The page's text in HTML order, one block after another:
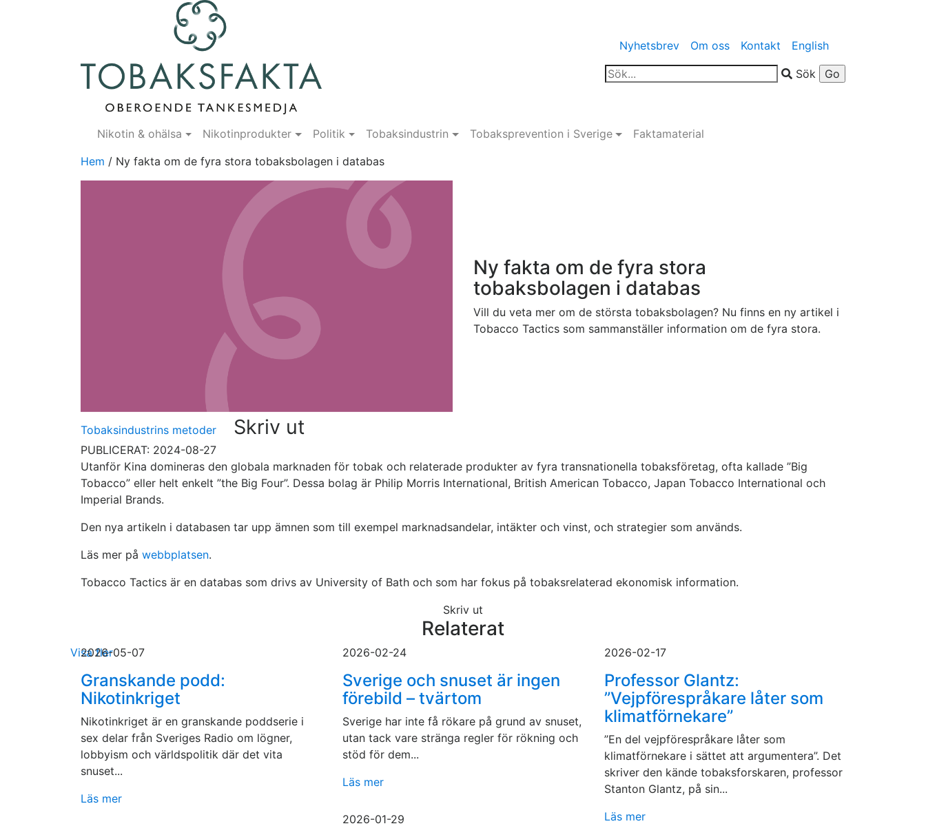
Nyhetsbrev Om oss Kontakt English
Sök
Nikotin & ohälsa Nikotinprodukter Politik Tobaksindustrin Tobaksprevention i Sverige
Faktamaterial
Hem / Ny fakta om de fyra stora tobaksbolagen i databas
Ny fakta om de fyra stora
tobaksbolagen i databas
Vill du veta mer om de största tobaksbolagen? Nu finns en ny artikel i
Tobacco Tactics som sammanställer information om de fyra stora.
Tobaksindustrins metoder Skriv ut
PUBLICERAT: 2024-08-27
Utanför Kina domineras den globala marknaden för tobak och relaterade produkter av fyra transnationella tobaksföretag, ofta kallade ”Big
Tobacco” eller helt enkelt ”the Big Four”. Dessa bolag är Philip Morris International, British American Tobacco, Japan Tobacco International och
Imperial Brands.
Den nya artikeln i databasen tar upp ämnen som till exempel marknadsandelar, intäkter och vinst, och strategier som används.
Läs mer på webbplatsen.
Tobacco Tactics är en databas som drivs av University of Bath och som har fokus på tobaksrelaterad ekonomisk information.
Skriv ut
Relaterat
2026-05-07
Granskande podd:
Nikotinkriget
Nikotinkriget är en granskande poddserie i
sex delar från Sveriges Radio om lögner,
lobbyism och världspolitik där det vita
snuset...
Läs mer
2026-02-24
Sverige och snuset är ingen
förebild – tvärtom
Sverige har inte få rökare på grund av snuset,
utan tack vare stränga regler för rökning och
stöd för dem...
Läs mer
2026-02-17
Professor Glantz:
”Vejpförespråkare låter som
klimatförnekare”
”En del vejpförespråkare låter som
klimatförnekare i sättet att argumentera”. Det
skriver den kände tobaksforskaren, professor
Stanton Glantz, på sin...
Läs mer
2026-01-29
Visa fler